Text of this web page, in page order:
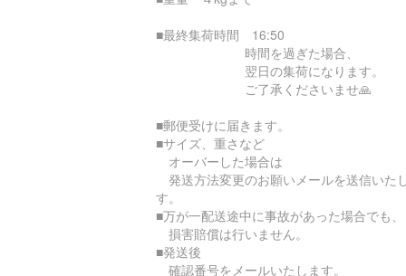
■最終集荷時間 16:50
時間を過ぎた場合、
翌日の集荷になります。
ご了承くださいませ🙏
■郵便受けに届きます。
■サイズ、重さなど
オーバーした場合は
発送方法変更のお願いメールを送信いた
す。
■万が一配送途中に事故があった場合でも、
損害賠償は行いません。
■発送後
確認番号をメールいたします。